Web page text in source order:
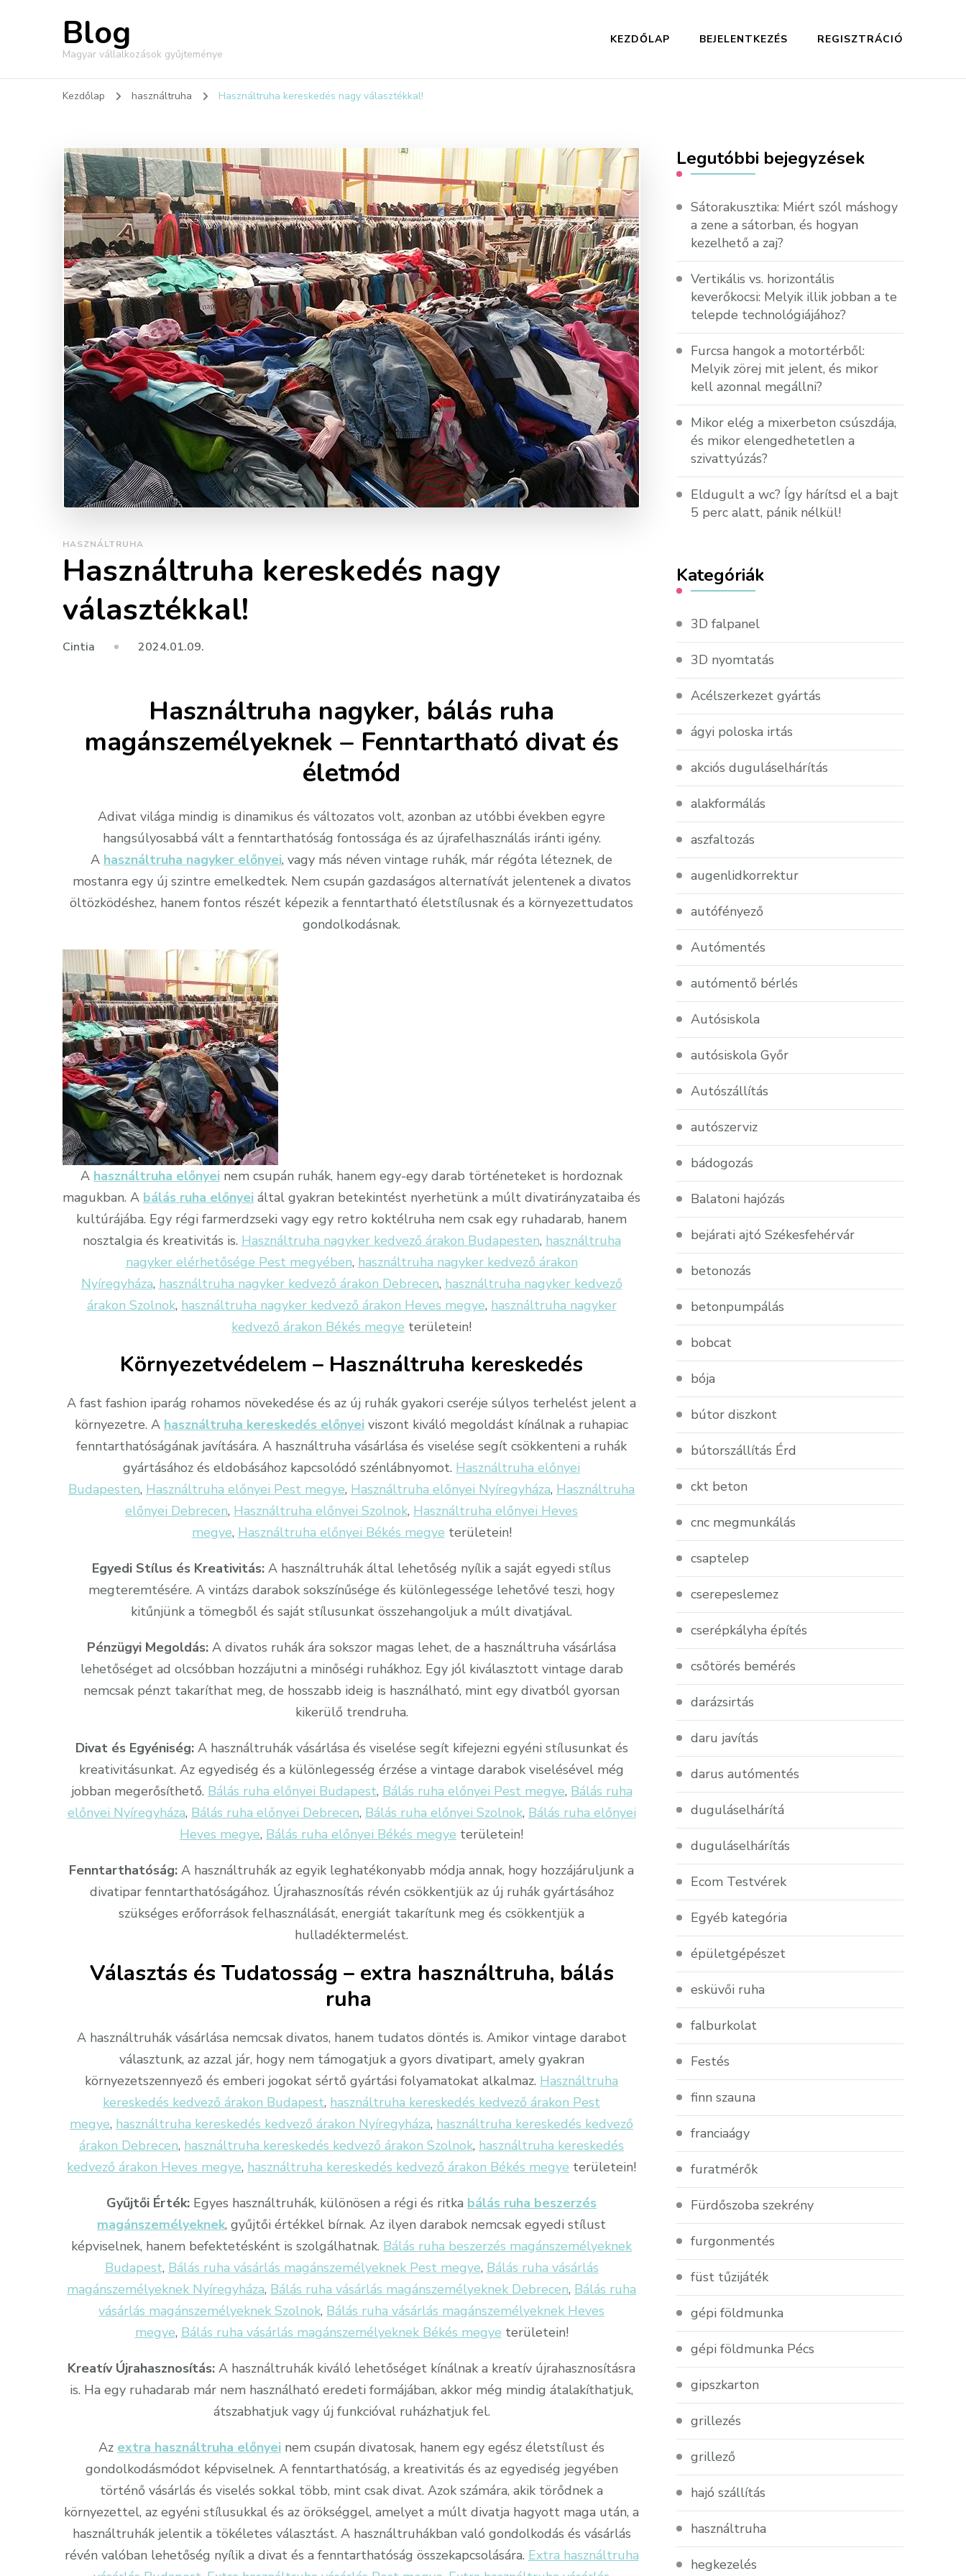
Blog
Magyar vállalkozások gyűjteménye
KEZDŐLAP BEJELENTKEZÉS REGISZTRÁCIÓ
Kezdőlap használtruha Használtruha kereskedés nagy választékkal!
HASZNÁLTRUHA
Használtruha kereskedés nagy
választékkal!
Cintia 2024.01.09.
Használtruha nagyker, bálás ruha
magánszemélyeknek – Fenntartható divat és
életmód
Adivat világa mindig is dinamikus és változatos volt, azonban az utóbbi években egyre
hangsúlyosabbá vált a fenntarthatóság fontossága és az újrafelhasználás iránti igény.
A használtruha nagyker előnyei, vagy más néven vintage ruhák, már régóta léteznek, de
mostanra egy új szintre emelkedtek. Nem csupán gazdaságos alternatívát jelentenek a divatos
öltözködéshez, hanem fontos részét képezik a fenntartható életstílusnak és a környezettudatos
gondolkodásnak.
A használtruha előnyei nem csupán ruhák, hanem egy-egy darab történeteket is hordoznak
magukban. A bálás ruha előnyei által gyakran betekintést nyerhetünk a múlt divatirányzataiba és
kultúrájába. Egy régi farmerdzseki vagy egy retro koktélruha nem csak egy ruhadarab, hanem
nosztalgia és kreativitás is. Használtruha nagyker kedvező árakon Budapesten, használtruha
nagyker elérhetősége Pest megyében, használtruha nagyker kedvező árakon
Nyíregyháza, használtruha nagyker kedvező árakon Debrecen, használtruha nagyker kedvező
árakon Szolnok, használtruha nagyker kedvező árakon Heves megye, használtruha nagyker
kedvező árakon Békés megye területein!
Környezetvédelem – Használtruha kereskedés
A fast fashion iparág rohamos növekedése és az új ruhák gyakori cseréje súlyos terhelést jelent a
környezetre. A használtruha kereskedés előnyei viszont kiváló megoldást kínálnak a ruhapiac
fenntarthatóságának javítására. A használtruha vásárlása és viselése segít csökkenteni a ruhák
gyártásához és eldobásához kapcsolódó szénlábnyomot. Használtruha előnyei
Budapesten, Használtruha előnyei Pest megye, Használtruha előnyei Nyíregyháza, Használtruha
előnyei Debrecen, Használtruha előnyei Szolnok, Használtruha előnyei Heves
megye, Használtruha előnyei Békés megye területein!
Egyedi Stílus és Kreativitás:A használtruhák által lehetőség nyílik a saját egyedi stílus
megteremtésére. A vintázs darabok sokszínűsége és különlegessége lehetővé teszi, hogy
kitűnjünk a tömegből és saját stílusunkat összehangoljuk a múlt divatjával.
Pénzügyi Megoldás:A divatos ruhák ára sokszor magas lehet, de a használtruha vásárlása
lehetőséget ad olcsóbban hozzájutni a minőségi ruhákhoz. Egy jól kiválasztott vintage darab
nemcsak pénzt takaríthat meg, de hosszabb ideig is használható, mint egy divatból gyorsan
kikerülő trendruha.
Divat és Egyéniség: A használtruhák vásárlása és viselése segít kifejezni egyéni stílusunkat és
kreativitásunkat. Az egyediség és a különlegesség érzése a vintage darabok viselésével még
jobban megerősíthető. Bálás ruha előnyei Budapest, Bálás ruha előnyei Pest megye, Bálás ruha
előnyei Nyíregyháza, Bálás ruha előnyei Debrecen, Bálás ruha előnyei Szolnok, Bálás ruha előnyei
Heves megye, Bálás ruha előnyei Békés megye területein!
Fenntarthatóság:A használtruhák az egyik leghatékonyabb módja annak, hogy hozzájáruljunk a
divatipar fenntarthatóságához. Újrahasznosítás révén csökkentjük az új ruhák gyártásához
szükséges erőforrások felhasználását, energiát takarítunk meg és csökkentjük a
hulladéktermelést.
Választás és Tudatosság – extra használtruha, bálás
ruha
A használtruhák vásárlása nemcsak divatos, hanem tudatos döntés is. Amikor vintage darabot
választunk, az azzal jár, hogy nem támogatjuk a gyors divatipart, amely gyakran
környezetszennyező és emberi jogokat sértő gyártási folyamatokat alkalmaz. Használtruha
kereskedés kedvező árakon Budapest, használtruha kereskedés kedvező árakon Pest
megye, használtruha kereskedés kedvező árakon Nyíregyháza, használtruha kereskedés kedvező
árakon Debrecen, használtruha kereskedés kedvező árakon Szolnok, használtruha kereskedés
kedvező árakon Heves megye, használtruha kereskedés kedvező árakon Békés megye területein!
Gyűjtői Érték: Egyes használtruhák, különösen a régi és ritka bálás ruha beszerzés
magánszemélyeknek, gyűjtői értékkel bírnak. Az ilyen darabok nemcsak egyedi stílust
képviselnek, hanem befektetésként is szolgálhatnak. Bálás ruha beszerzés magánszemélyeknek
Budapest, Bálás ruha vásárlás magánszemélyeknek Pest megye, Bálás ruha vásárlás
magánszemélyeknek Nyíregyháza, Bálás ruha vásárlás magánszemélyeknek Debrecen, Bálás ruha
vásárlás magánszemélyeknek Szolnok, Bálás ruha vásárlás magánszemélyeknek Heves
megye, Bálás ruha vásárlás magánszemélyeknek Békés megye területein!
Kreatív Újrahasznosítás:A használtruhák kiváló lehetőséget kínálnak a kreatív újrahasznosításra
is. Ha egy ruhadarab már nem használható eredeti formájában, akkor még mindig átalakíthatjuk,
átszabhatjuk vagy új funkcióval ruházhatjuk fel.
Az extra használtruha előnyei nem csupán divatosak, hanem egy egész életstílust és
gondolkodásmódot képviselnek. A fenntarthatóság, a kreativitás és az egyediség jegyében
történő vásárlás és viselés sokkal több, mint csak divat. Azok számára, akik törődnek a
környezettel, az egyéni stílusukkal és az örökséggel, amelyet a múlt divatja hagyott maga után, a
használtruhák jelentik a tökéletes választást. A használtruhákban való gondolkodás és vásárlás
révén valóban lehetőség nyílik a divat és a fenntarthatóság összekapcsolására. Extra használtruha
Legutóbbi bejegyzések
Sátorakusztika: Miért szól máshogy
a zene a sátorban, és hogyan
kezelhető a zaj?
Vertikális vs. horizontális
keverőkocsi: Melyik illik jobban a te
telepde technológiájához?
Furcsa hangok a motortérből:
Melyik zörej mit jelent, és mikor
kell azonnal megállni?
Mikor elég a mixerbeton csúszdája,
és mikor elengedhetetlen a
szivattyúzás?
Eldugult a wc? Így hárítsd el a bajt
5 perc alatt, pánik nélkül!
Kategóriák
3D falpanel
3D nyomtatás
Acélszerkezet gyártás
ágyi poloska irtás
akciós duguláselhárítás
alakformálás
aszfaltozás
augenlidkorrektur
autófényező
Autómentés
autómentő bérlés
Autósiskola
autósiskola Győr
Autószállítás
autószerviz
bádogozás
Balatoni hajózás
bejárati ajtó Székesfehérvár
betonozás
betonpumpálás
bobcat
bója
bútor diszkont
bútorszállítás Érd
ckt beton
cnc megmunkálás
csaptelep
cserepeslemez
cserépkályha építés
csőtörés bemérés
darázsirtás
daru javítás
darus autómentés
duguláselhárítá
duguláselhárítás
Ecom Testvérek
Egyéb kategória
épületgépészet
esküvői ruha
falburkolat
Festés
finn szauna
franciaágy
furatmérők
Fürdőszoba szekrény
furgonmentés
füst tűzijáték
gépi földmunka
gépi földmunka Pécs
gipszkarton
grillezés
grillező
hajó szállítás
használtruha
hegkezelés